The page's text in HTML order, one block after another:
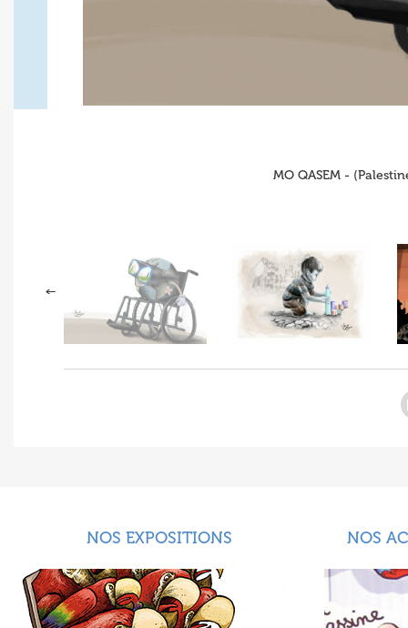
MO QASEM -
NOS EXPOSITIONS NOS